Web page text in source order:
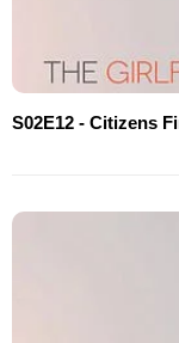
S02E12 - Citizens